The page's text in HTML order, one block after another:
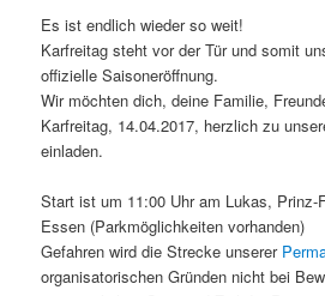
Es ist endlich wieder so weit!
Karfreitag steht vor der Tür und somit
offizielle Saisoneröffnung.
Wir möchten dich, deine Familie,
Karfreitag, 14.04.2017, herzlich zu
einladen.
Start ist um 11:00 Uhr am Lukas, Prinz-
Essen (Parkmöglichkeiten vorhanden)
Gefahren wird die Strecke unserer
organisatorischen Gründen nicht bei